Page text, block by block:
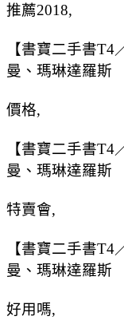
推薦2018,
【書寶二手書T4
曼、瑪琳達羅斯
價格,
【書寶二手書T4
曼、瑪琳達羅斯
特賣會,
【書寶二手書T4
曼、瑪琳達羅斯
好用嗎,